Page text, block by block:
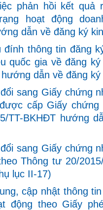
phản hồi kết quả
hoạt động
dẫn về đăng ký
đính thông tin đăng
quốc gia về đăng ký
dẫn về đăng
sang Giấy chứng
cấp Giấy
TT-BKHĐT hướng
sang Giấy chứng
Thông tư 20/
lục II-17)
cập nhật thông
động theo Giấy